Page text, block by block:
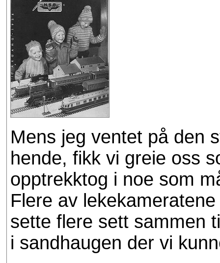
Mens jeg ventet på den
hende, fikk vi greie oss
opptrekktog i noe som
Flere av
sette flere sett sammen
i sandhaugen der vi